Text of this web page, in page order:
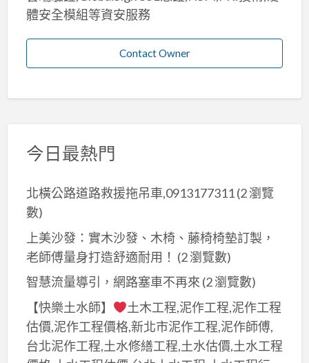
體安全模組等資安服務
Contact Owner
今日最熱門
北橫公路道路救援拖吊車,0913177311(2 瀏覽
數)
上美沙發：實木沙發、木椅、藤椅椅墊訂製，
老師傅量身打造舒適耐用！ (2 瀏覽數)
智慧流量導引，網路塞車不再來 (2 瀏覽數)
【快樂土水師】
土木工程,泥作工程,泥作工程
估價,泥作工程價格,新北市泥作工程,泥作師傅,
台北泥作工程,土水修繕工程,土水估價,土水工程